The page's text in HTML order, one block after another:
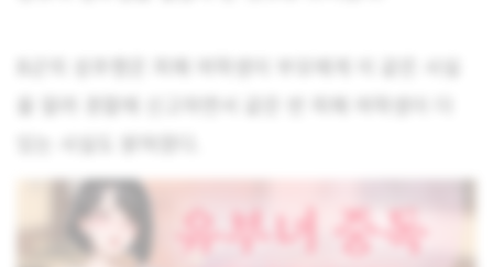
B군의 성추행은 피해 여학생이 부모에게 이 같은 사실
을 알려 경찰에 신고하면서 같은 반 피해 여학생이 더